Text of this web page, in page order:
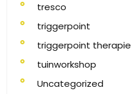
tresco
triggerpoint
triggerpoint therapie
tuinworkshop
Uncategorized